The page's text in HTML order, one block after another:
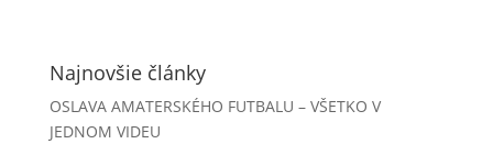
Najnovšie články
OSLAVA AMATERSKÉHO FUTBALU – VŠETKO V
JEDNOM VIDEU